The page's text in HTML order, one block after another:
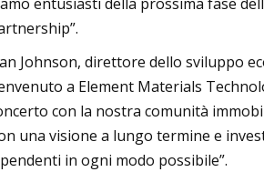
Johnson, direttore dello sviluppo
a Element Materials
con la nostra comunità
una visione a lungo termine e
in ogni modo possibile”.